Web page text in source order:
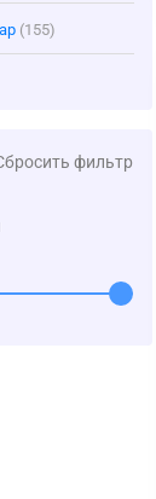
(155)
фильтр